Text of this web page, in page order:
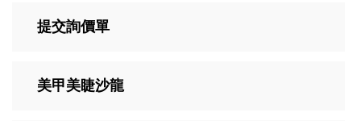
提交詢價單
美甲美睫沙龍